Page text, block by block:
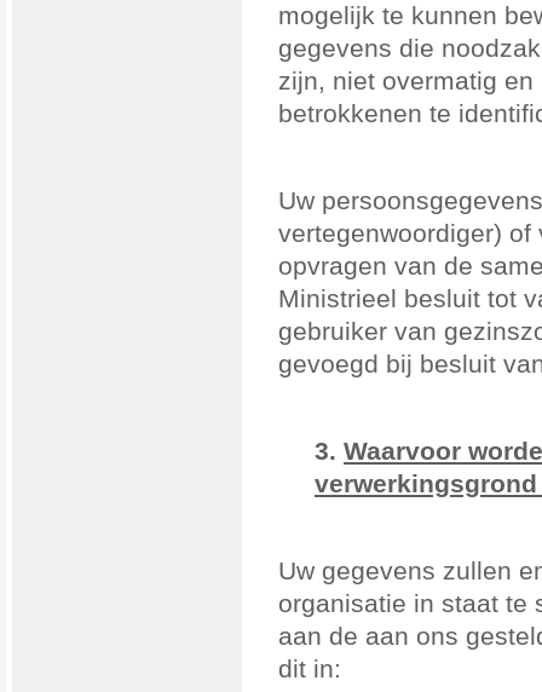
mogelijk te kunnen
gegevens die
zijn, niet overmatig
betrokkenen te
Uw
vertegenwoordiger)
opvragen van de
Ministrieel besluit tot
gebruiker van
gevoegd bij besluit
3. Waarvoor
verwerkingsgrond
Uw gegevens zullen
organisatie in staat te
aan de aan ons
dit in: